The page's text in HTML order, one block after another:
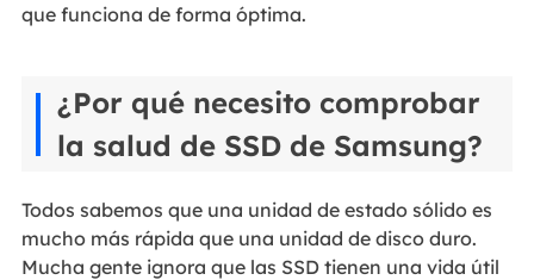
que funciona de forma óptima.
¿Por qué necesito comprobar
la salud de SSD de Samsung?
Todos sabemos que una unidad de estado sólido es
mucho más rápida que una unidad de disco duro.
Mucha gente ignora que las SSD tienen una vida útil